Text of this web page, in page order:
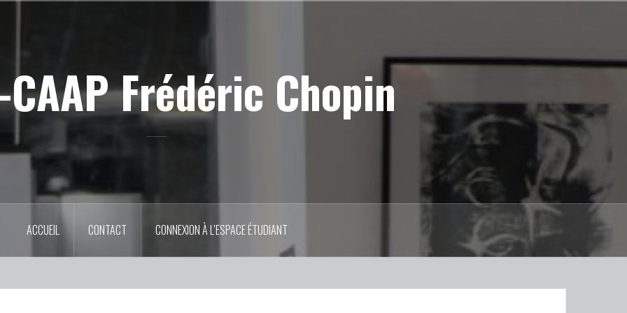
Frédéric Chopin
ACCUEIL CONTACT CONNEXION À L’ESPACE ÉTUDIANT